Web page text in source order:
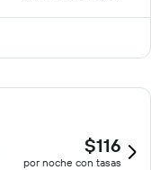
$116
por noche con tasas